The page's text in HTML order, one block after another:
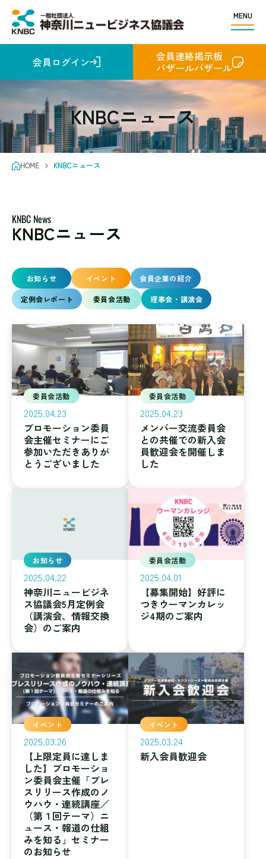
MENU
会員ログイン
会員連絡掲示板
バザールバザール
KNBCニュース
HOME KNBCニュース
KNBC News
KNBCニュース
お知らせ イベント 会員企業の紹介
定例会レポート 委員会活動 理事会・講演会
委員会活動
2025.04.23
プロモーション委員
会主催セミナーにご
参加いただきありが
とうございました
委員会活動
2025.04.23
メンバー交流委員会
との共催での新入会
員歓迎会を開催しま
した
お知らせ
2025.04.22
神奈川ニュービジネ
ス協議会5月定例会
（講演会、情報交換
会）のご案内
委員会活動
2025.04.01
【募集開始】好評に
つきウーマンカレッ
ジ4期のご案内
イベント
2025.03.26
【上限定員に達しま
した】プロモーショ
ン委員会主催「プレ
スリリース作成のノ
ウハウ・連続講座／
（第１回テーマ）ニ
ュース・報道の仕組
みを知る」セミナー
のお知らせ
イベント
2025.03.24
新入会員歓迎会